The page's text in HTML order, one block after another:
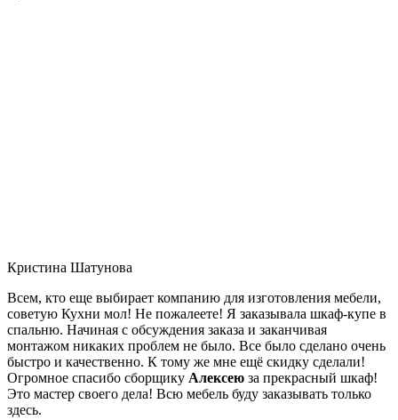
Кристина Шатунова
Всем, кто еще выбирает компанию для изготовления мебели,
советую Кухни мол! Не пожалеете! Я заказывала шкаф-купе в
спальню. Начиная с обсуждения заказа и заканчивая
монтажом никаких проблем не было. Все было сделано очень
быстро и качественно. К тому же мне ещё скидку сделали!
Огромное спасибо сборщику Алексею за прекрасный шкаф!
Это мастер своего дела! Всю мебель буду заказывать только
здесь.